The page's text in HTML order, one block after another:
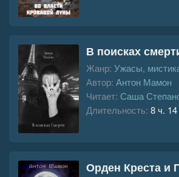
В поисках
Жанр: Ужасы,
Автор: Антон Мамон
Читает: Саша
Длительность: 8 ч.
Орден Креста и